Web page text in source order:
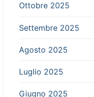
Ottobre 2025
Settembre 2025
Agosto 2025
Luglio 2025
Giugno 2025